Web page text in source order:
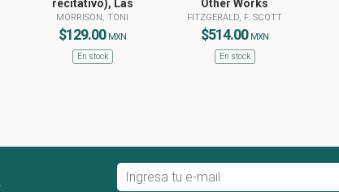
recitativo), Las
MORRISON, TONI
$129.00 MXN
En stock
Other Works
FITZGERALD, F. SCOTT
$514.00 MXN
En stock